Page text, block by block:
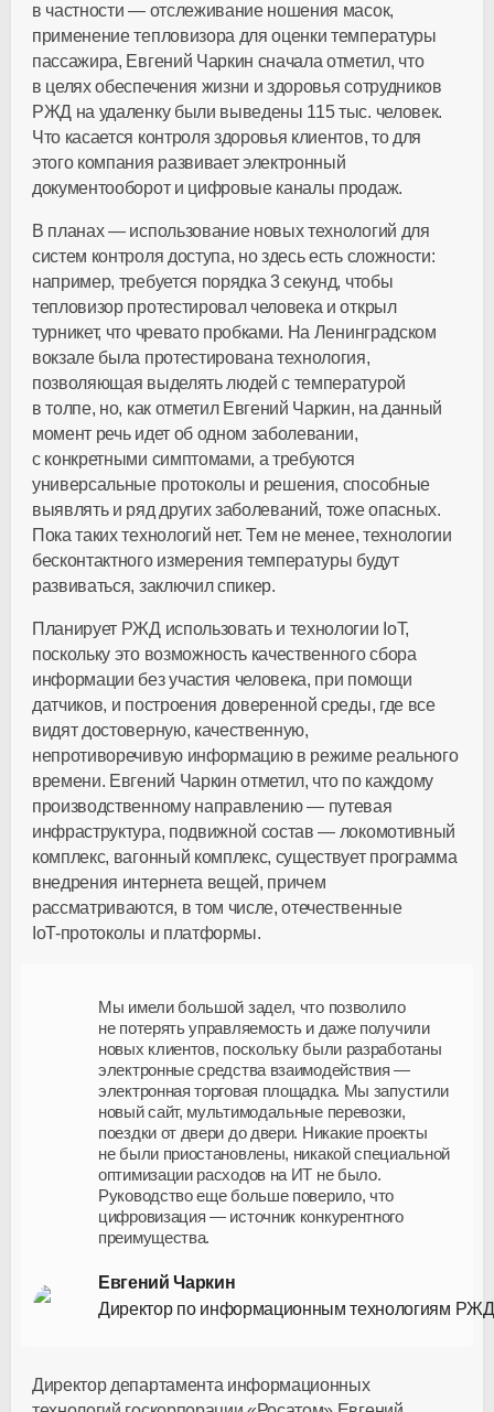
в частности — отслеживание ношения масок,
применение тепловизора для оценки температуры
пассажира, Евгений Чаркин сначала отметил, что
в целях обеспечения жизни и здоровья сотрудников
РЖД на удаленку были выведены 115 тыс. человек.
Что касается контроля здоровья клиентов, то для
этого компания развивает электронный
документооборот и цифровые каналы продаж.
В планах — использование новых технологий для
систем контроля доступа, но здесь есть сложности:
например, требуется порядка 3 секунд, чтобы
тепловизор протестировал человека и открыл
турникет, что чревато пробками. На Ленинградском
вокзале была протестирована технология,
позволяющая выделять людей с температурой
в толпе, но, как отметил Евгений Чаркин, на данный
момент речь идет об одном заболевании,
с конкретными симптомами, а требуются
универсальные протоколы и решения, способные
выявлять и ряд других заболеваний, тоже опасных.
Пока таких технологий нет. Тем не менее, технологии
бесконтактного измерения температуры будут
развиваться, заключил спикер.
Планирует РЖД использовать и технологии IoT,
поскольку это возможность качественного сбора
информации без участия человека, при помощи
датчиков, и построения доверенной среды, где все
видят достоверную, качественную,
непротиворечивую информацию в режиме реального
времени. Евгений Чаркин отметил, что по каждому
производственному направлению — путевая
инфраструктура, подвижной состав — локомотивный
комплекс, вагонный комплекс, существует программа
внедрения интернета вещей, причем
рассматриваются, в том числе, отечественные
IoT-протоколы и платформы.
Мы имели большой задел, что позволило
не потерять управляемость и даже получили
новых клиентов, поскольку были разработаны
электронные средства взаимодействия —
электронная торговая площадка. Мы запустили
новый сайт, мультимодальные перевозки,
поездки от двери до двери. Никакие проекты
не были приостановлены, никакой специальной
оптимизации расходов на ИТ не было.
Руководство еще больше поверило, что
цифровизация — источник конкурентного
преимущества.
Евгений Чаркин
Директор по информационным технологиям РЖД
Директор департамента информационных